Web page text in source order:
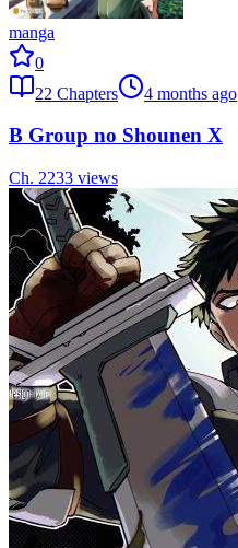
manga
0
22 Chapters 4 months ago
B Group no Shounen X
Ch. 2233 views